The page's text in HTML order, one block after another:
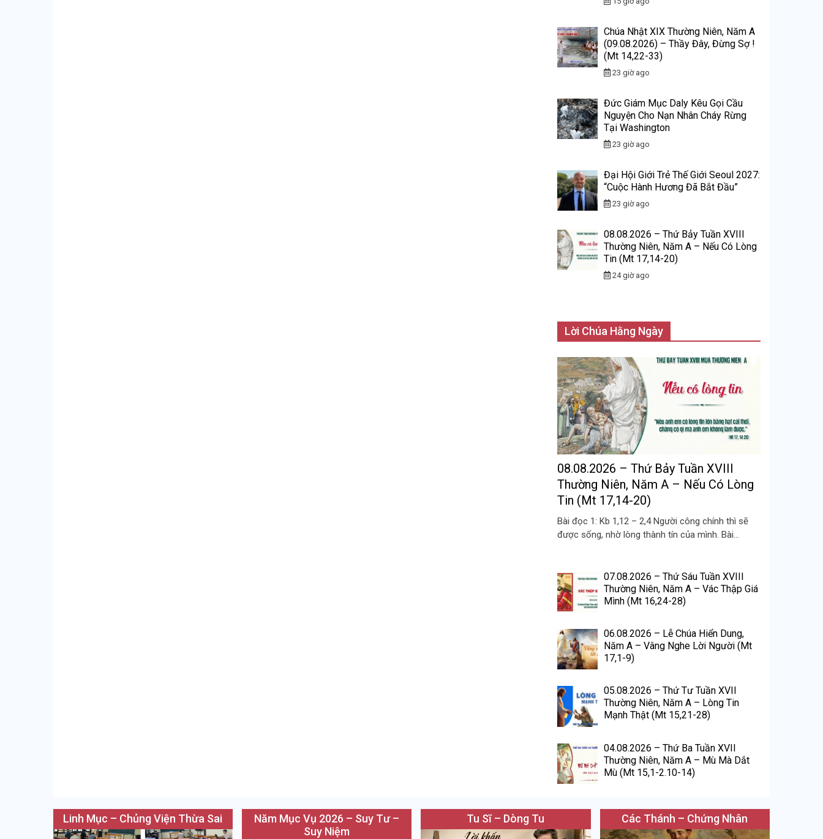
Chúa Nhật XIX Thường Niên, Năm A
(09.08.2026) – Thầy Đây, Đừng Sợ !
(Mt 14,22-33)
23 giờ ago
Đức Giám Mục Daly Kêu Gọi Cầu
Nguyện Cho Nạn Nhân Cháy Rừng
Tại Washington
23 giờ ago
Đại Hội Giới Trẻ Thế Giới Seoul 2027:
“Cuộc Hành Hương Đã Bắt Đầu”
23 giờ ago
08.08.2026 – Thứ Bảy Tuần XVIII
Thường Niên, Năm A – Nếu Có Lòng
Tin (Mt 17,14-20)
24 giờ ago
Lời Chúa Hằng Ngày
08.08.2026 – Thứ Bảy Tuần XVIII
Thường Niên, Năm A – Nếu Có Lòng
Tin (Mt 17,14-20)
Bài đọc 1: Kb 1,12 – 2,4 Người công chính thì sẽ
được sống, nhờ lòng thành tín của mình. Bài...
07.08.2026 – Thứ Sáu Tuần XVIII
Thường Niên, Năm A – Vác Thập Giá
Mình (Mt 16,24-28)
06.08.2026 – Lễ Chúa Hiển Dung,
Năm A – Vâng Nghe Lời Người (Mt
17,1-9)
05.08.2026 – Thứ Tư Tuần XVII
Thường Niên, Năm A – Lòng Tin
Mạnh Thật (Mt 15,21-28)
04.08.2026 – Thứ Ba Tuần XVII
Thường Niên, Năm A – Mù Mà Dắt
Mù (Mt 15,1-2.10-14)
Linh Mục – Chủng Viện Thừa Sai
Năm Mục Vụ 2026 – Suy Tư –
Suy Niệm
Tu Sĩ – Dòng Tu Các Thánh – Chứng Nhân